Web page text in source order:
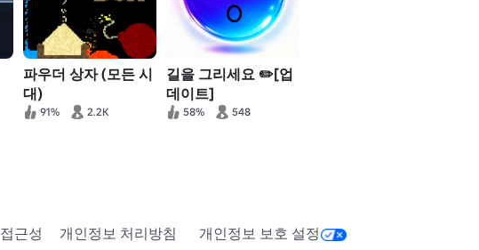
파우더 상자 (모든 시
대)
91% 2.2K
길을 그리세요 ✏️[업
데이트]
58% 548
접근성 개인정보 처리방침 개인정보 보호 설정